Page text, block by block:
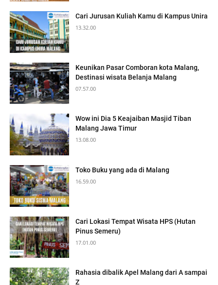
Cari Jurusan Kuliah Kamu di Kampus Unira
13.32.00
Keunikan Pasar Comboran kota Malang,
Destinasi wisata Belanja Malang
07.57.00
Wow ini Dia 5 Keajaiban Masjid Tiban
Malang Jawa Timur
13.08.00
Toko Buku yang ada di Malang
16.59.00
Cari Lokasi Tempat Wisata HPS (Hutan
Pinus Semeru)
17.01.00
Rahasia dibalik Apel Malang dari A sampai
Z